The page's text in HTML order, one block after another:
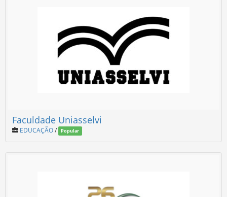
Faculdade Uniasselvi
EDUCAÇÃO/ Popular